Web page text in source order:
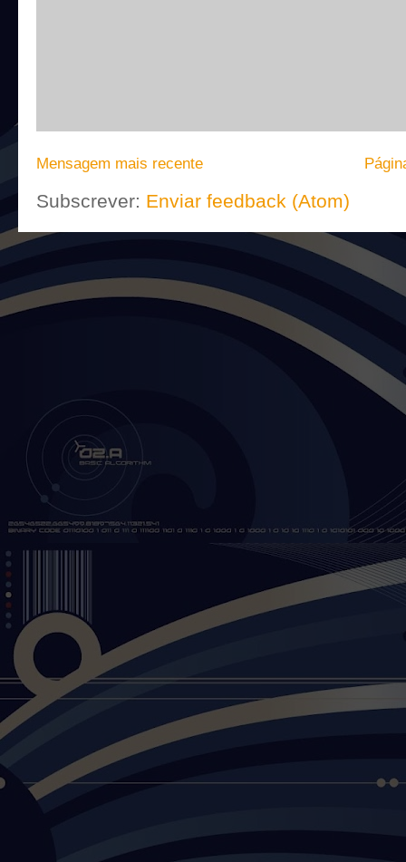
Mensagem mais recente
Subscrever: Enviar feedback (Atom)